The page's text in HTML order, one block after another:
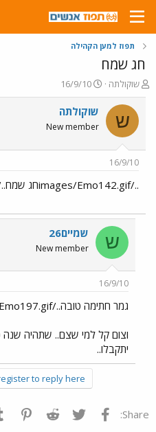
תפוז למען הקהילה
חג שמח
פ
ו
ת
ח
ה
ו
ש
שוקולתה
פ
ו
ר
ם
ר
16/9/10
ש שוקולתה
New member
16/9/10
../images/Emo142.gifחג שמח../images/Emo140.gif
ש שמיים26
New member
16/9/10
גמר חתימה טובה../images/Emo197.gif../images/Emo197.gif
וצום קל למי שצם.. שתהיה שנה
יתקבלו..
to reply here.
Share: פייסבוק Twitter
Reddit